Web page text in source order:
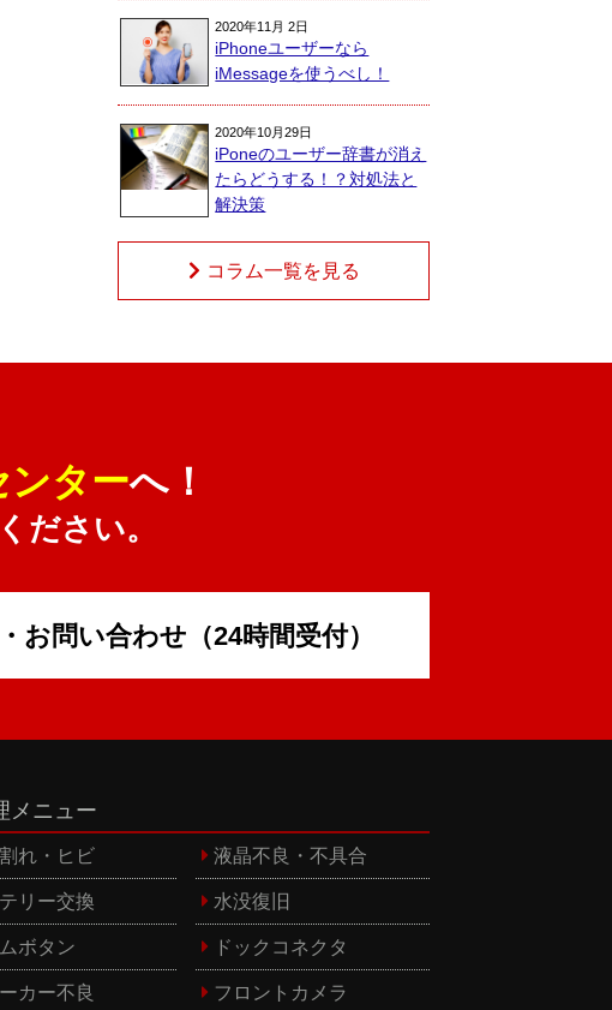
2020年11月 2日
iPhoneユーザーなら
iMessageを使うべし！
2020年10月29日
iPoneのユーザー辞書が消え
たらどうする！？対処法と
解決策
コラム一覧を見る
ンターへ！
ださい。
お問い合わせ （24時間受付）
メニュー
れ・ヒビ 液晶不良・不具合
リー交換 水没復旧
ボタン ドックコネクタ
カー不良 フロントカメラ